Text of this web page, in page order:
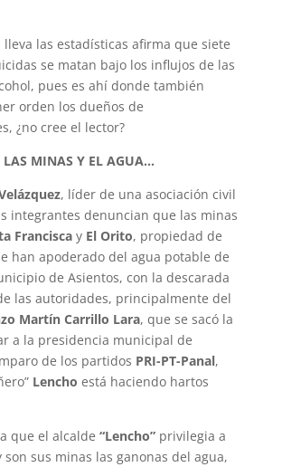
lleva las estadísticas afirma que siete
se matan bajo los influjos de las
pues es ahí donde también
orden los dueños de
¿no cree el lector?
LAS MINAS Y EL AGUA…
, líder de una asociación civil
integrantes denuncian que las minas
Francisca y El Orito, propiedad de
han apoderado del agua potable de
de Asientos, con la descarada
las autoridades, principalmente del
Martín Carrillo Lara, que se sacó la
a la presidencia municipal de
de los partidos PRI-PT-Panal,
Lencho está haciendo hartos
que el alcalde “Lencho” privilegia a
son sus minas las ganonas del agua,